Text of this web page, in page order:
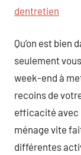
dentretien
Qu’on est bien
seulement
week-end à
recoins de
efficacité avec
ménage vite
différentes